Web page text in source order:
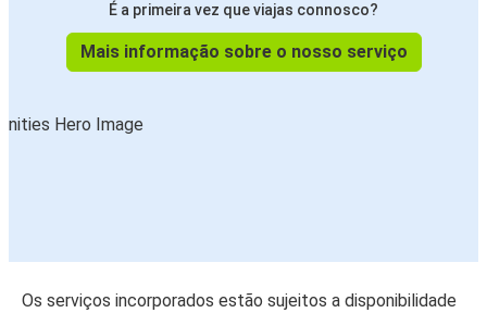
É a primeira vez que viajas connosco?
Mais informação sobre o nosso serviço
Os serviços incorporados estão sujeitos a disponibilidade